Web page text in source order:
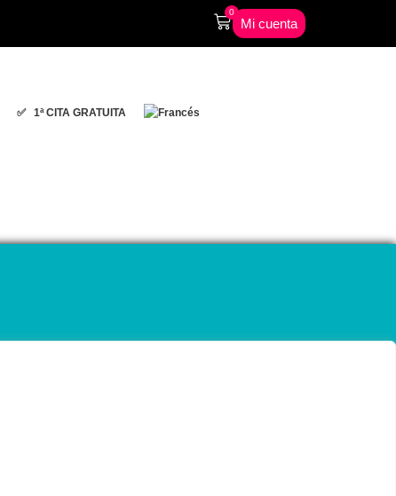
0
Mi cuenta
✅ 1ª CITA GRATUITA